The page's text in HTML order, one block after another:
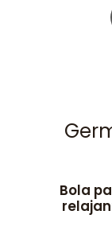
Bola